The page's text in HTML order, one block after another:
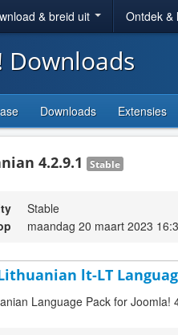
& breid uit Ontdek &
Downloads
Downloads Extensies
4.2.9.1 Stable
Stable
maandag 20 maart 2023
lt-LT
Language Pack for Joomla!